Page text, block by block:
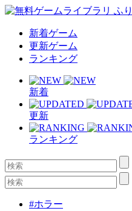
新着ゲーム
更新ゲーム
ランキング
新着
更新
ランキング
#ホラー